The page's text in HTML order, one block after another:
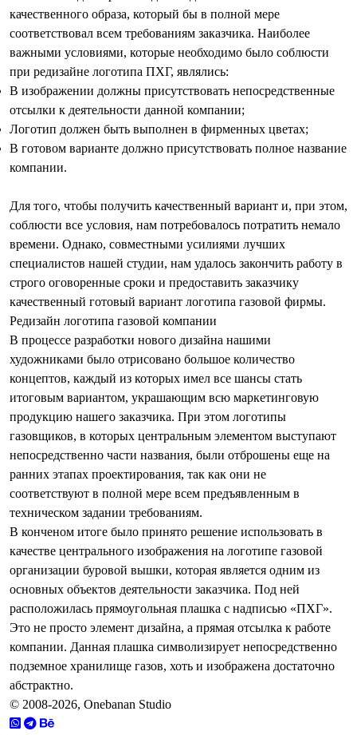
качественного образа, который бы в полной мере
соответствовал всем требованиям заказчика. Наиболее
важными условиями, которые необходимо было соблюсти
при редизайне логотипа ПХГ, являлись:
В изображении должны присутствовать непосредственные
отсылки к деятельности данной компании;
Логотип должен быть выполнен в фирменных цветах;
В готовом варианте должно присутствовать полное название
компании.
Для того, чтобы получить качественный вариант и, при этом,
соблюсти все условия, нам потребовалось потратить немало
времени. Однако, совместными усилиями лучших
специалистов нашей студии, нам удалось закончить работу в
строго оговоренные сроки и предоставить заказчику
качественный готовый вариант логотипа газовой фирмы.
Редизайн логотипа газовой компании
В процессе разработки нового дизайна нашими
художниками было отрисовано большое количество
концептов, каждый из которых имел все шансы стать
итоговым вариантом, украшающим всю маркетинговую
продукцию нашего заказчика. При этом логотипы
газовщиков, в которых центральным элементом выступают
непосредственно части названия, были отброшены еще на
ранних этапах проектирования, так как они не
соответствуют в полной мере всем предъявленным в
техническом задании требованиям.
В конченом итоге было принято решение использовать в
качестве центрального изображения на логотипе газовой
организации буровой вышки, которая является одним из
основных объектов деятельности заказчика. Под ней
расположилась прямоугольная плашка с надписью «ПХГ».
Это не просто элемент дизайна, а прямая отсылка к работе
компании. Данная плашка символизирует непосредственно
подземное хранилище газов, хоть и изображена достаточно
абстрактно.
© 2008-2026, Onebanan Studio